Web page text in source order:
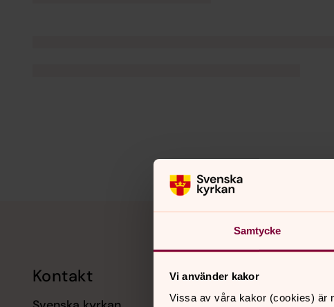
Samtycke
Vi använder kakor
Vissa av våra kakor (cookies) är
Kontakt Kalender